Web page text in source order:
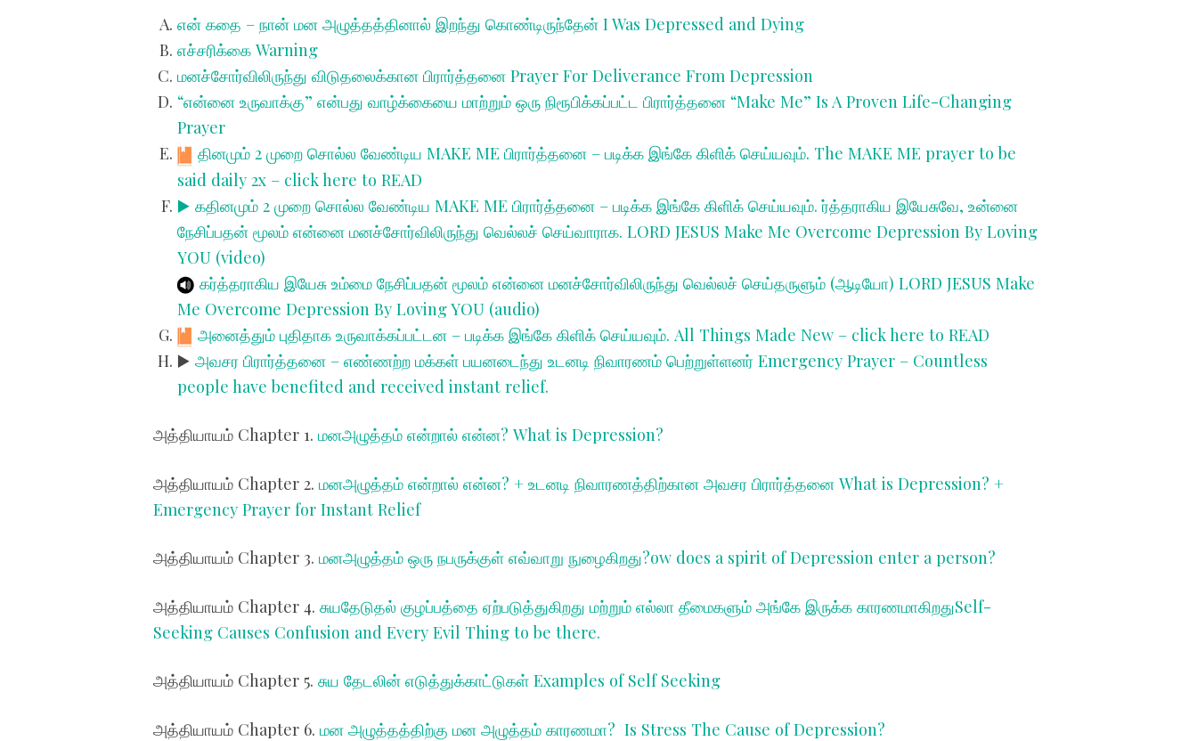
என் கதை – நான் மன அழுத்தத்தினால் இறந்து கொண்டிருந்தேன்I Was Depressed and Dying
எச்சரிக்கைWarning
மனச்சோர்விலிருந்து விடுதலைக்கான பிரார்த்தனைPrayer For Deliverance From Depression
“என்னை உருவாக்கு” என்பது வாழ்க்கையை மாற்றும் ஒரு நிரூபிக்கப்பட்ட பிரார்த்தனை “Make Me” Is A Proven Life-Changing
Prayer
தினமும் 2 முறை சொல்ல வேண்டிய MAKE ME பிரார்த்தனை – படிக்க இங்கே கிளிக் செய்யவும். The MAKE ME prayer to be
said daily 2x – click here to READ
▶️கதினமும் 2 முறை சொல்ல வேண்டிய MAKE ME பிரார்த்தனை – படிக்க இங்கே கிளிக் செய்யவும். ர்த்தராகிய இயேசுவே, உன்னை
நேசிப்பதன் மூலம் என்னை மனச்சோர்விலிருந்து வெல்லச் செய்வாராக.LORD JESUS Make Me Overcome Depression By Loving
YOU (video)
கர்த்தராகிய இயேசு உம்மை நேசிப்பதன் மூலம் என்னை மனச்சோர்விலிருந்து வெல்லச் செய்தருளும் (ஆடியோ) LORD JESUS Make
Me Overcome Depression By Loving YOU (audio)
அனைத்தும் புதிதாக உருவாக்கப்பட்டன – படிக்க இங்கே கிளிக் செய்யவும். All Things Made New – click here to READ
▶️ அவசர பிரார்த்தனை – எண்ணற்ற மக்கள் பயனடைந்து உடனடி நிவாரணம் பெற்றுள்ளனர் Emergency Prayer – Countless
people have benefited and received instant relief.
அத்தியாயம் Chapter 1. மனஅழுத்தம் என்றால் என்ன? What is Depression?
அத்தியாயம் Chapter 2. மனஅழுத்தம் என்றால் என்ன? + உடனடி நிவாரணத்திற்கான அவசர பிரார்த்தனை What is Depression? +
Emergency Prayer for Instant Relief
அத்தியாயம் Chapter 3. மனஅழுத்தம் ஒரு நபருக்குள் எவ்வாறு நுழைகிறது?ow does a spirit of Depression enter a person?
அத்தியாயம் Chapter 4. சுயதேடுதல் குழப்பத்தை ஏற்படுத்துகிறது மற்றும் எல்லா தீமைகளும் அங்கே இருக்க காரணமாகிறதுSelf-
Seeking Causes Confusion and Every Evil Thing to be there.
அத்தியாயம் Chapter 5. சுய தேடலின் எடுத்துக்காட்டுகள் Examples of Self Seeking
அத்தியாயம் Chapter 6. மன அழுத்தத்திற்கு மன அழுத்தம் காரணமா? Is Stress The Cause of Depression?